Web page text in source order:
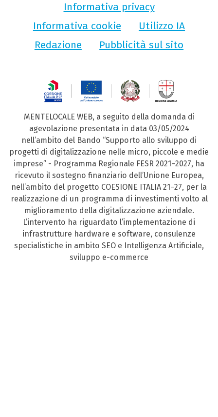
Informativa privacy
Informativa cookie
Utilizzo IA
Redazione
Pubblicità sul sito
MENTELOCALE WEB, a seguito della domanda di
agevolazione presentata in data 03/05/2024
nell’ambito del Bando “Supporto allo sviluppo di
progetti di digitalizzazione nelle micro, piccole e medie
imprese” - Programma Regionale FESR 2021–2027, ha
ricevuto il sostegno finanziario dell’Unione Europea,
nell’ambito del progetto COESIONE ITALIA 21–27, per la
realizzazione di un programma di investimenti volto al
miglioramento della digitalizzazione aziendale.
L’intervento ha riguardato l’implementazione di
infrastrutture hardware e software, consulenze
specialistiche in ambito SEO e Intelligenza Artificiale,
sviluppo e-commerce